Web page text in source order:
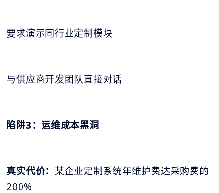
要求演示同行业定制模块
与供应商开发团队直接对话
陷阱3：运维成本黑洞
真实代价： 某企业定制系统年维护费达采购费的
200%